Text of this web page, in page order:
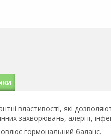
властивості, які
захворювань, алергії,
гормональний баланс.